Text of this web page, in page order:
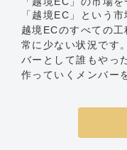
「越境EC」という
越境ECのすべての
常に少ない状況です
バーとして誰もやっ
作っていくメンバー